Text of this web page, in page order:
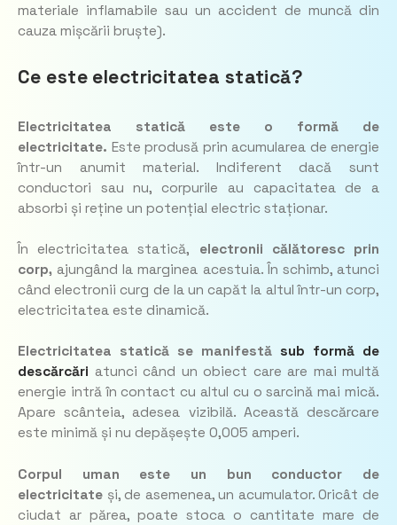
materiale inflamabile sau un accident de muncă din
cauza mișcării bruște).
Ce este electricitatea statică?
Electricitatea statică este o formă de
electricitate. Este produsă prin acumularea de energie
într-un anumit material. Indiferent dacă sunt
conductori sau nu, corpurile au capacitatea de a
absorbi și reține un potențial electric staționar.
În electricitatea statică, electronii călătoresc prin
corp, ajungând la marginea acestuia. În schimb, atunci
când electronii curg de la un capăt la altul într-un corp,
electricitatea este dinamică.
Electricitatea statică se manifestă sub formă de
descărcări atunci când un obiect care are mai multă
energie intră în contact cu altul cu o sarcină mai mică.
Apare scânteia, adesea vizibilă. Această descărcare
este minimă și nu depășește 0,005 amperi.
Corpul uman este un bun conductor de
electricitate și, de asemenea, un acumulator. Oricât de
ciudat ar părea, poate stoca o cantitate mare de